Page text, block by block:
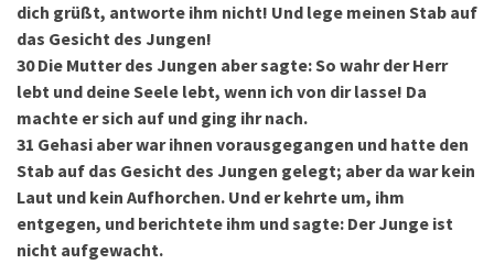
dich grüßt, antworte ihm nicht! Und lege meinen Stab auf
das Gesicht des Jungen!
30 Die Mutter des Jungen aber sagte: So wahr der Herr
lebt und deine Seele lebt, wenn ich von dir lasse! Da
machte er sich auf und ging ihr nach.
31 Gehasi aber war ihnen vorausgegangen und hatte den
Stab auf das Gesicht des Jungen gelegt; aber da war kein
Laut und kein Aufhorchen. Und er kehrte um, ihm
entgegen, und berichtete ihm und sagte: Der Junge ist
nicht aufgewacht.